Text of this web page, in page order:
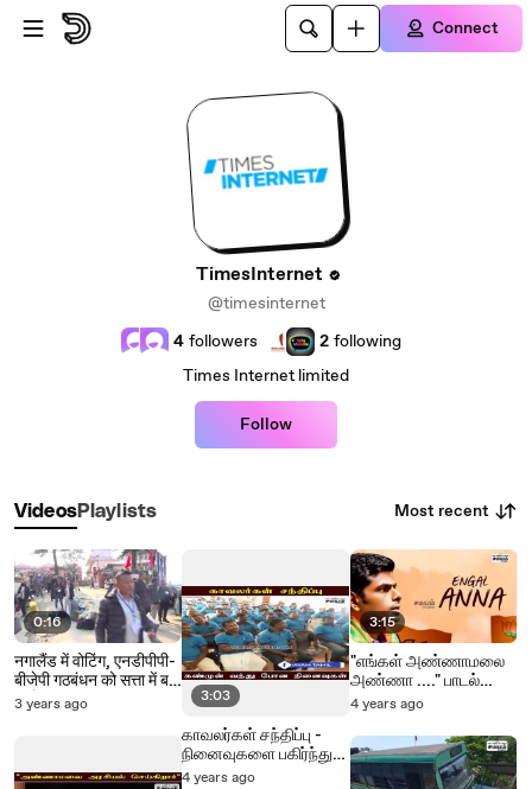
Skip to main content
Connect
TimesInternet
@timesinternet
4 followers 2 following
Times Internet limited
Follow
VideosPlaylists Most recent
0:16
नगालैंड में वोटिंग, एनडीपीपी-
बीजेपी गठबंधन को सत्ता में बने
रहने की उम्मीद_Mon Feb
3 years ago 3:03
காவலர்கள் சந்திப்பு -
நினைவுகளை பகிர்ந்து
கொண்ட காவலர்கள் !
4 years ago
3:15
"எங்கள் அண்ணாமலை
அண்ணா ...." பாடல்
youtube ல் வெளியீடு..!
4 years ago